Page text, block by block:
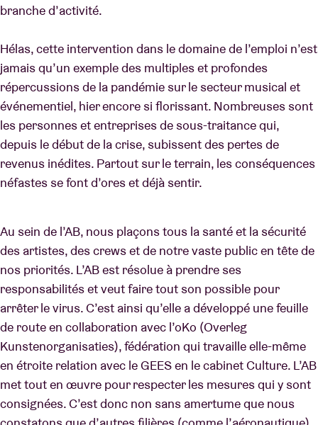
branche d’activité.
Hélas, cette intervention dans le domaine de l’emploi n’est
jamais qu’un exemple des multiples et profondes
répercussions de la pandémie sur le secteur musical et
événementiel, hier encore si florissant. Nombreuses sont
les personnes et entreprises de sous-traitance qui,
depuis le début de la crise, subissent des pertes de
revenus inédites. Partout sur le terrain, les conséquences
néfastes se font d’ores et déjà sentir.
Au sein de l’AB, nous plaçons tous la santé et la sécurité
des artistes, des crews et de notre vaste public en tête de
nos priorités. L’AB est résolue à prendre ses
responsabilités et veut faire tout son possible pour
arrêter le virus. C’est ainsi qu’elle a développé une feuille
de route en collaboration avec l’oKo (Overleg
Kunstenorganisaties), fédération qui travaille elle-même
en étroite relation avec le GEES en le cabinet Culture. L’AB
met tout en œuvre pour respecter les mesures qui y sont
consignées. C’est donc non sans amertume que nous